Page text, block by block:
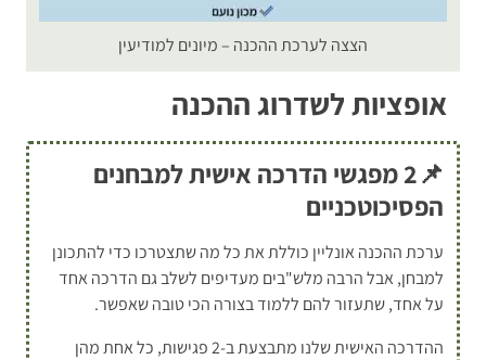
הצצה לערכת ההכנה – מיונים למודיעין
אופציות לשדרוג ההכנה
📌2 מפגשי הדרכה אישית למבחנים
הפסיכוטכניים
ערכת ההכנה אונליין כוללת את כל מה שתצטרכו כדי להתכונן
למבחן, אבל הרבה מלש"בים מעדיפים לשלב גם הדרכה אחד
על אחד, שתעזור להם ללמוד בצורה הכי טובה שאפשר.
ההדרכה האישית שלנו מתבצעת ב-2 פגישות, כל אחת מהן